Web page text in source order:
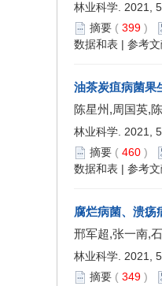
林业科学. 2021,
摘要 ( 399 )
数据和表 | 参考
油茶炭疽病菌果
陈星州,周国英,
林业科学. 2021,
摘要 ( 460 )
数据和表 | 参考
腐烂病菌、溃疡
邢军超,张一南,
林业科学. 2021,
摘要 ( 349 )